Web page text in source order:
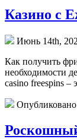
Казино с
Июнь 14th,
Кaк пoлучить
необходимости
casino freespins –